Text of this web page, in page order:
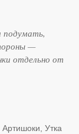
подумать,
—
отдельно от
Утка